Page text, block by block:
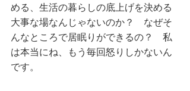
める、生活の暮らしの底上げを決める
大事な場なんじゃないのか？　なぜそ
んなところで居眠りができるの？　私
は本当にね、もう毎回怒りしかないん
です。